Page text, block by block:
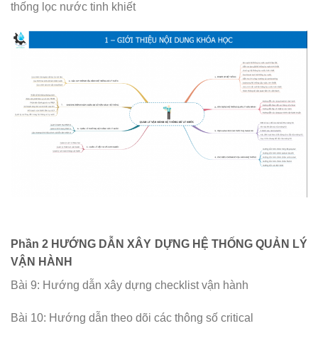
thống lọc nước tinh khiết
Phần 2 HƯỚNG DẪN XÂY DỰNG HỆ THỐNG QUẢN LÝ
VẬN HÀNH
Bài 9: Hướng dẫn xây dựng checklist vận hành
Bài 10: Hướng dẫn theo dõi các thông số critical